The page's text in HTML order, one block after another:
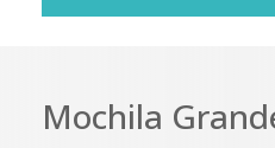
Mochila